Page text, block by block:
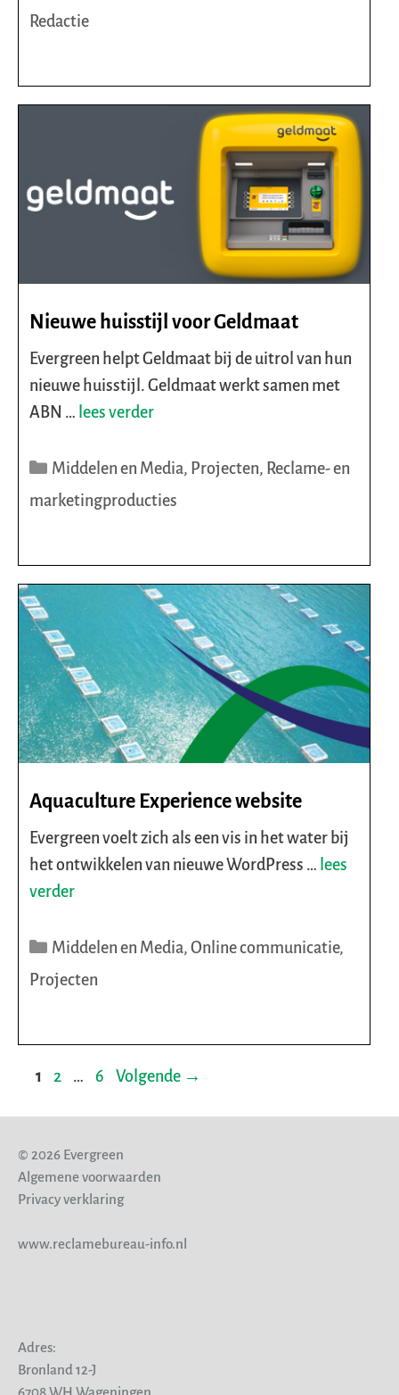
Redactie
Nieuwe huisstijl voor Geldmaat
Evergreen helpt Geldmaat bij de uitrol van hun
nieuwe huisstijl. Geldmaat werkt samen met
ABN … lees verder
Categorieën
Middelen en Media, Projecten, Reclame- en
marketingproducties
Aquaculture Experience website
Evergreen voelt zich als een vis in het water bij
het ontwikkelen van nieuwe WordPress … lees
verder
Categorieën
Middelen en Media, Online communicatie,
Projecten
Pagina
1 Pagina
2 … Pagina
6 Volgende →
© 2026 Evergreen
Algemene voorwaarden
Privacy verklaring
www.reclamebureau-info.nl
Adres:
Bronland 12-J
6708 WH Wageningen